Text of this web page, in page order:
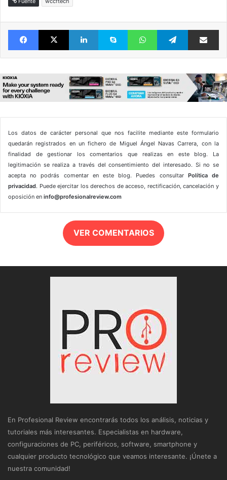
FacebookX LinkedIn Skype WhatsAppTelegram
Los datos de carácter personal que nos facilite mediante este formulario
quedarán registrados en un fichero de Miguel Ángel Navas Carrera, con la
finalidad de gestionar los comentarios que realizas en este blog. La
legitimación se realiza a través del consentimiento del interesado. Si no se
acepta no podrás comentar en este blog. Puedes consultar Política de
privacidad. Puede ejercitar los derechos de acceso, rectificación, cancelación y
oposición en info@profesionalreview.com
VER COMENTARIOS
En Profesional Review encontrarás todos los análisis, noticias y
tutoriales más interesantes. Especialistas en hardware,
configuraciones de PC, periféricos, software, smartphone y
cualquier producto tecnológico que veamos interesante. ¡Únete a
nuestra comunidad!